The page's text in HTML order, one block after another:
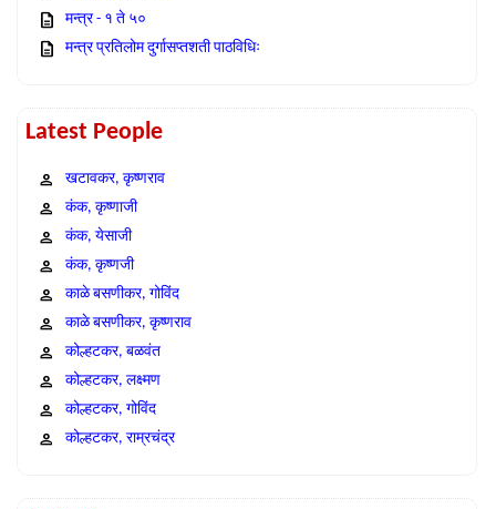
मन्त्र - १ ते ५०
मन्त्र प्रतिलोम दुर्गासप्तशती पाठविधिः
Latest People
खटावकर, कृष्णराव
कंक, कृष्णाजी
कंक, येसाजी
कंक, कृष्णजी
काळे बसणीकर, गोविंद
काळे बसणीकर, कृष्णराव
कोल्हटकर, बळवंत
कोल्हटकर, लक्ष्मण
कोल्हटकर, गोविंद
कोल्हटकर, राम्रचंद्र